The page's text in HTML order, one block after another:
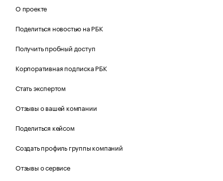
О проекте
Поделиться новостью на РБК
Получить пробный доступ
Корпоративная подписка РБК
Стать экспертом
Отзывы о вашей компании
Поделиться кейсом
Создать профиль группы компаний
Отзывы о сервисе